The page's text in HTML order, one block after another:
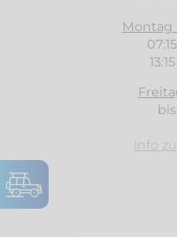
Montag
Info